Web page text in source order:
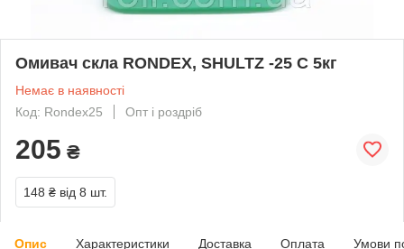
Омивач скла RONDEX, SHULTZ -25 С 5кг
Немає в наявності
Код: Rondex25
Опт і роздріб
205 ₴
148 ₴ від 8 шт.
Опис Характеристики Доставка Оплата Умови